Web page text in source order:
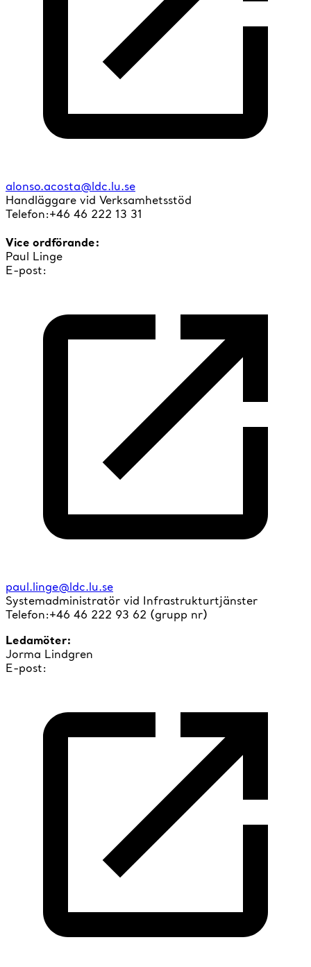
alonso.acosta@ldc.lu.se
Handläggare vid Verksamhetsstöd
Telefon:+46 46 222 13 31
Vice ordförande:
Paul Linge
E-post:
paul.linge@ldc.lu.se
Systemadministratör vid Infrastrukturtjänster
Telefon:+46 46 222 93 62 (grupp nr)
Ledamöter:
Jorma Lindgren
E-post: